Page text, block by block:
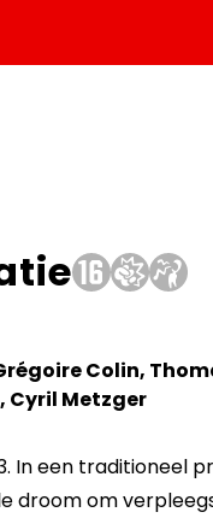
Colin,
Cyril Metzger
In een traditioneel
droom om